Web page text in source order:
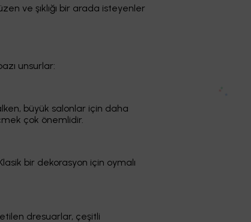
ve şıklığı bir arada isteyenler
unsurlar:
büyük salonlar için daha
çok önemlidir.
bir dekorasyon için oymalı
dresuarlar, çeşitli